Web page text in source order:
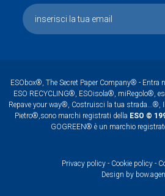
ESObox®, The Secret Paper Company® - Entra
ESO RECYCLING®, ESOisola®, miRegolo®,
Repave your way®, Costruisci la tua strada...®,
Pietro®,sono marchi registrati della ESO ©
GOGREEN® è un marchio
Privacy policy - Cookie policy-
Design by